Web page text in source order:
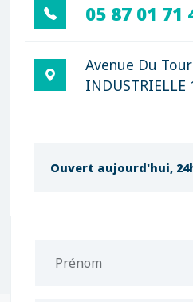
05 87 01 71
Avenue Du
Ouvert aujourd'hui,
Prénom